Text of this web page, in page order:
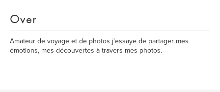
Over
Amateur de voyage et de photos j'essaye de partager mes
émotions, mes découvertes à travers mes photos.